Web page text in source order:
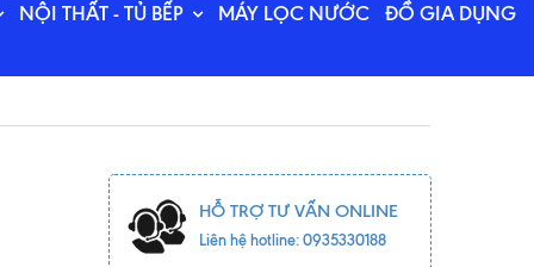
NỘI THẤT - TỦ BẾP MÁY LỌC NƯỚC ĐỒ GIA DỤNG
HỖ TRỢ TƯ VẤN ONLINE
Liên hệ hotline: 0935330188